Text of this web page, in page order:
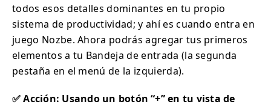
todos esos detalles dominantes en tu propio
sistema de productividad; y ahí es cuando entra en
juego Nozbe. Ahora podrás agregar tus primeros
elementos a tu Bandeja de entrada (la segunda
pestaña en el menú de la izquierda).
✅ Acción: Usando un botón “+” en tu vista de